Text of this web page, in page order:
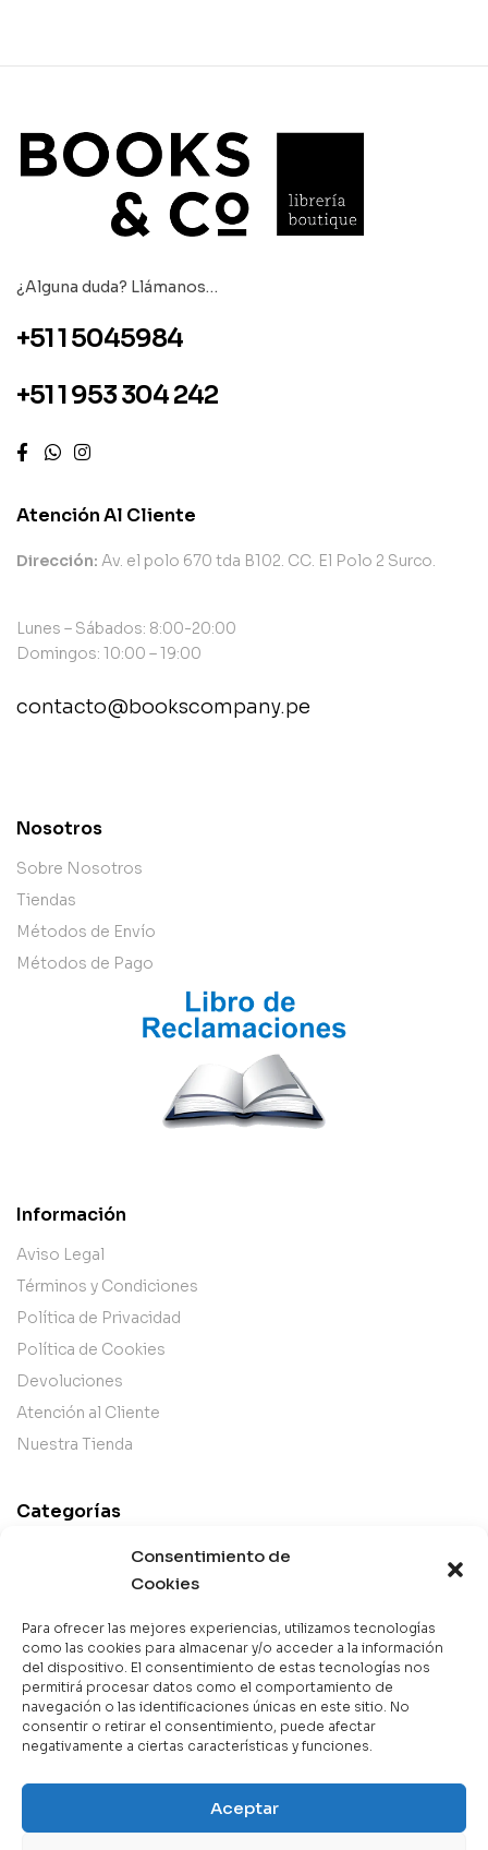
Consentimiento de
Cookies
Para ofrecer las mejores experiencias, utilizamos tecnologías
como las cookies para almacenar y/o acceder a la información
del dispositivo. El consentimiento de estas tecnologías nos
permitirá procesar datos como el comportamiento de
navegación o las identificaciones únicas en este sitio. No
consentir o retirar el consentimiento, puede afectar
negativamente a ciertas características y funciones.
Aceptar
¿Alguna duda? Llámanos…
+51 1 5045984
+51 1 953 304 242
Atención Al Cliente
Dirección: Av. el polo 670 tda B102. CC. El Polo 2 Surco.
Lunes – Sábados: 8:00-20:00
Domingos: 10:00 – 19:00
contacto@bookscompany.pe
Nosotros
Sobre Nosotros
Tiendas
Métodos de Envío
Métodos de Pago
Información
Aviso Legal
Términos y Condiciones
Política de Privacidad
Política de Cookies
Devoluciones
Atención al Cliente
Nuestra Tienda
Categorías
Mejor Valorados
Libros en Oferta
Novedades
Copyright © 2025 Books & Co. Todos los derechos